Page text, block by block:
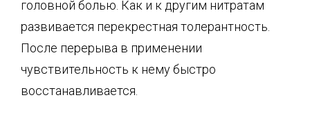
головной болью. Как и к другим нитратам
развивается перекрестная толерантность.
После перерыва в применении
чувствительность к нему быстро
восстанавливается.